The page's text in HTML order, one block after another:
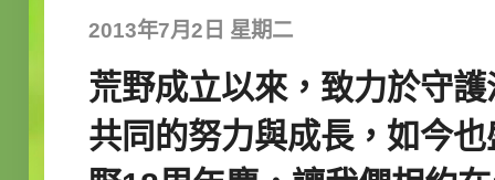
2013年7月2日 星期二
荒野成立以來，致力於守
共同的努力與成長，如今